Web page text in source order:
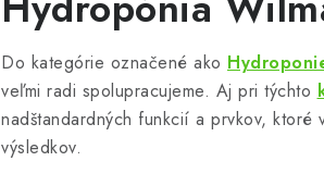
Do kategórie označené ako
veľmi radi spolupracujeme. Aj pri týchto
nadštandardných funkcií a prvkov,
výsledkov.